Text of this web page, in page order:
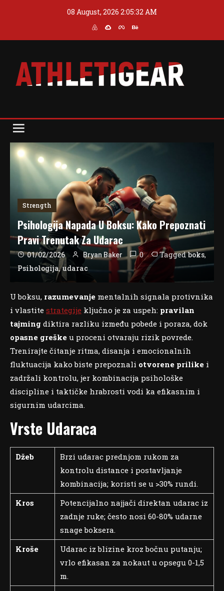
08 August, 2026 2:05:33 AM
Strength
Psihologija Napada U Boksu: Kako Prepoznati
Pravi Trenutak Za Udarac
01/02/2026 Bryan Baker 0 Taggedboks,
Psihologija,udarac
U boksu, razumevanje mentalnih signala protivnika
i vlastite strategije ključno je za uspeh: pravilan
tajming diktira razliku između pobede i poraza, dok
opasne greške u proceni otvaraju rizik povrede.
Trenirajte čitanje ritma, disanja i emocionalnih
fluktuacija kako biste prepoznali otvorene prilike i
zadržali kontrolu, jer kombinacija psihološke
discipline i taktičke hrabrosti vodi ka efikasnim i
sigurnim udarcima.
Vrste Udaraca
Džeb
Brzi udarac prednjom rukom za
kontrolu distance i postavljanje
kombinacija; koristi se u >30% rundi.
Kros
Potencijalno najjači direktan udarac iz
zadnje ruke; često nosi 60-80% udarne
snage boksera.
Kroše
Udarac iz blizine kroz bočnu putanju;
vrlo efikasan za nokaut u opsegu 0-1,5
m.